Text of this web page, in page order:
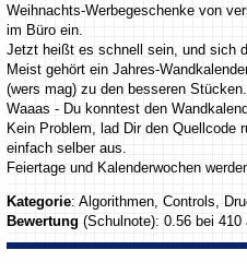
Weihnachts-Werbegeschenke von
im Büro ein.
Jetzt heißt es schnell sein, und sich
Meist gehört ein Jahres-
(wers mag) zu den besseren Stücken.
Waaas - Du konntest den
Kein Problem, lad Dir den Quellcode
einfach selber aus.
Feiertage und Kalenderwochen
Kategorie: Algorithmen, Controls,
Bewertung (Schulnote): 0.56 bei